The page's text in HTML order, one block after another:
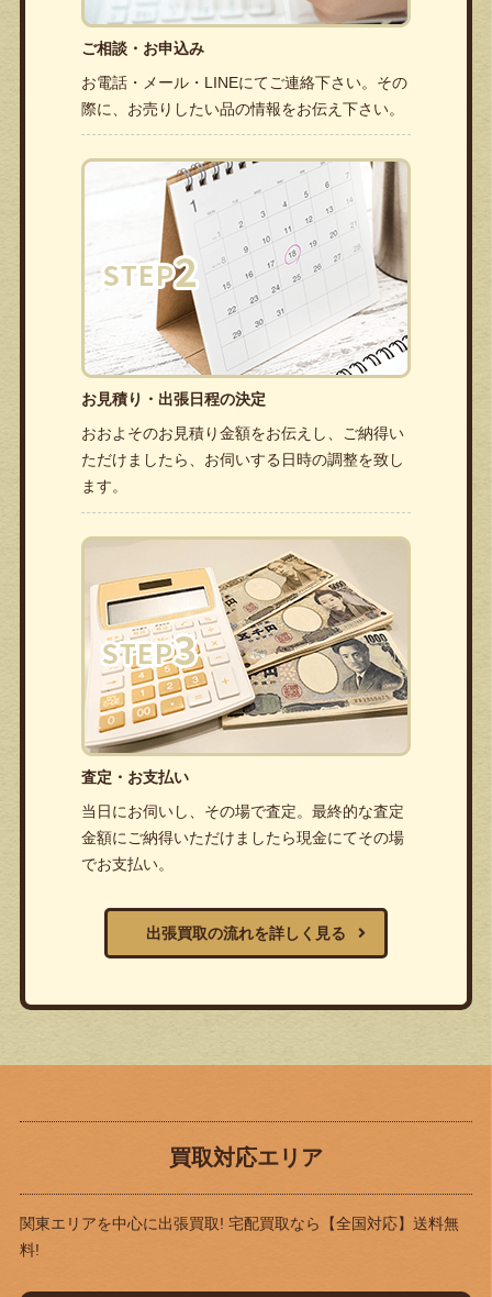
ご相談・お申込み
お電話・メール・LINEにてご連絡下さい。その
際に、お売りしたい品の情報をお伝え下さい。
お見積り・出張日程の決定
おおよそのお見積り金額をお伝えし、ご納得い
ただけましたら、お伺いする日時の調整を致し
ます。
査定・お支払い
当日にお伺いし、その場で査定。最終的な査定
金額にご納得いただけましたら現金にてその場
でお支払い。
出張買取の流れを詳しく見る
買取対応エリア
関東エリアを中心に出張買取! 宅配買取なら
【全国対応】送料無
料!